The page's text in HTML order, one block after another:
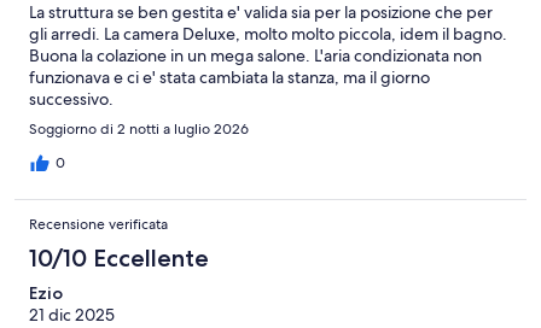
La struttura se ben gestita e' valida sia per la posizione che per
gli arredi. La camera Deluxe, molto molto piccola, idem il bagno.
Buona la colazione in un mega salone. L'aria condizionata non
funzionava e ci e' stata cambiata la stanza, ma il giorno
successivo.
Soggiorno di 2 notti a luglio 2026
0
Recensione verificata
10/10 Eccellente
Ezio
21 dic 2025